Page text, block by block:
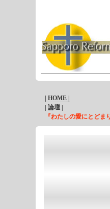
| HOME |
| 論壇 |
『わたしの愛にとどま